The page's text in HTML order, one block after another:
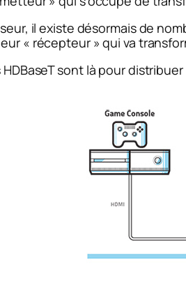
il existe désormais de
« récepteur » qui va
sont là pour